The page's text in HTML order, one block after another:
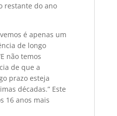
restante do ano
é apenas um
de longo
não temos
de que a
prazo esteja
décadas.” Este
16 anos mais